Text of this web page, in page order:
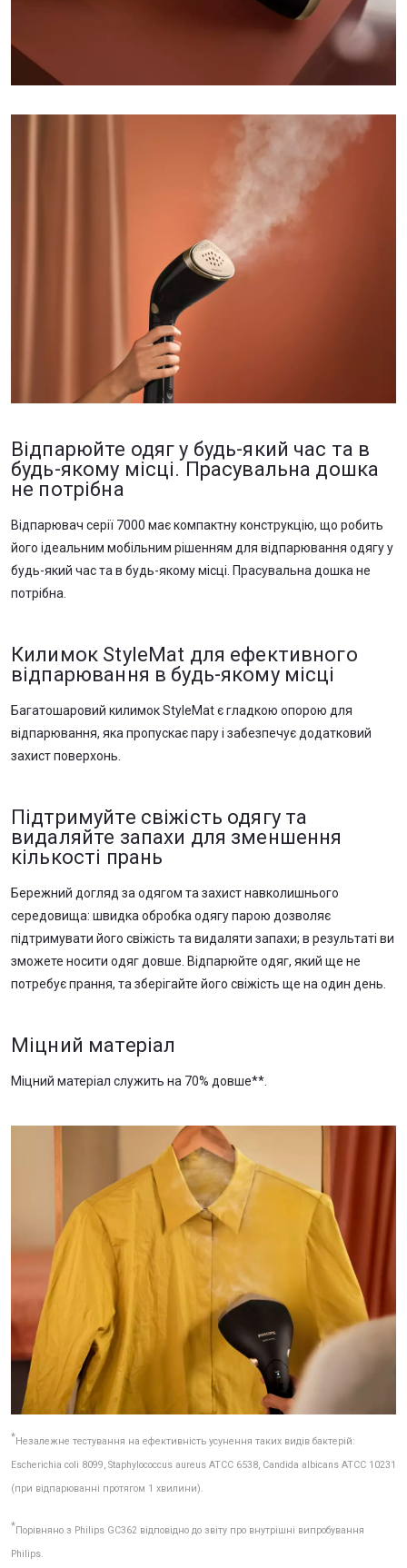
Відпарюйте одяг у будь-який час та в
будь-якому місці. Прасувальна дошка
не потрібна
Відпарювач серії 7000 має компактну конструкцію, що робить
його ідеальним мобільним рішенням для відпарювання одягу у
будь-який час та в будь-якому місці. Прасувальна дошка не
потрібна.
Килимок StyleMat для ефективного
відпарювання в будь-якому місці
Багатошаровий килимок StyleMat є гладкою опорою для
відпарювання, яка пропускає пару і забезпечує додатковий
захист поверхонь.
Підтримуйте свіжість одягу та
видаляйте запахи для зменшення
кількості прань
Бережний догляд за одягом та захист навколишнього
середовища: швидка обробка одягу парою дозволяє
підтримувати його свіжість та видаляти запахи; в результаті ви
зможете носити одяг довше. Відпарюйте одяг, який ще не
потребує прання, та зберігайте його свіжість ще на один день.
Міцний матеріал
Міцний матеріал служить на 70% довше**.
*Незалежне тестування на ефективність усунення таких видів бактерій:
Escherichia coli 8099, Staphylococcus aureus ATCC 6538, Candida albicans ATCC 10231
(при відпарюванні протягом 1 хвилини).
*Порівняно з Philips GC362 відповідно до звіту про внутрішні випробування
Philips.